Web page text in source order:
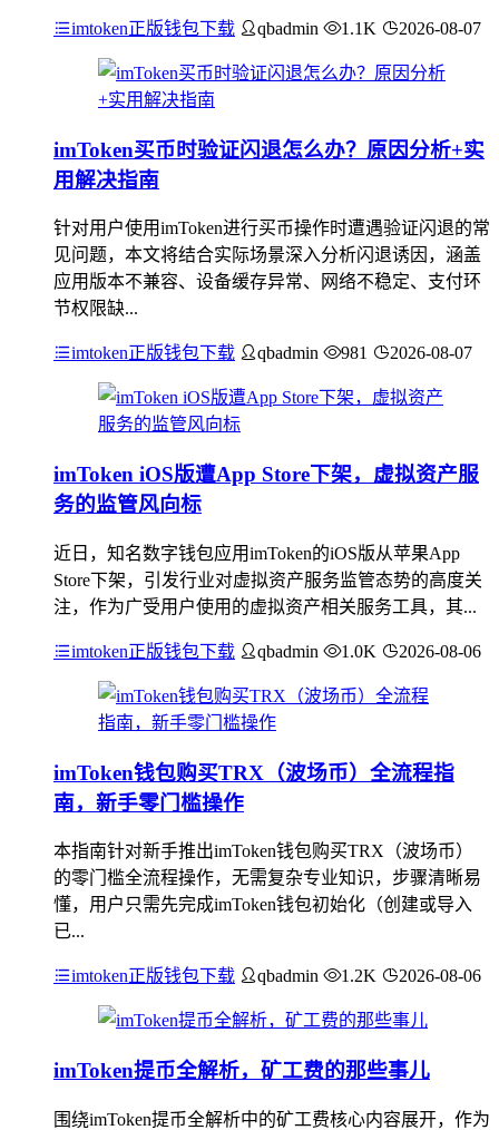
imtoken正版钱包下载 qbadmin 1.1K 2026-08-07
imToken买币时验证闪退怎么办？原因分析+实
用解决指南
针对用户使用imToken进行买币操作时遭遇验证闪退的常
见问题，本文将结合实际场景深入分析闪退诱因，涵盖
应用版本不兼容、设备缓存异常、网络不稳定、支付环
节权限缺...
imtoken正版钱包下载 qbadmin 981 2026-08-07
imToken iOS版遭App Store下架，虚拟资产服
务的监管风向标
近日，知名数字钱包应用imToken的iOS版从苹果App
Store下架，引发行业对虚拟资产服务监管态势的高度关
注，作为广受用户使用的虚拟资产相关服务工具，其...
imtoken正版钱包下载 qbadmin 1.0K 2026-08-06
imToken钱包购买TRX（波场币）全流程指
南，新手零门槛操作
本指南针对新手推出imToken钱包购买TRX（波场币）
的零门槛全流程操作，无需复杂专业知识，步骤清晰易
懂，用户只需先完成imToken钱包初始化（创建或导入
已...
imtoken正版钱包下载 qbadmin 1.2K 2026-08-06
imToken提币全解析，矿工费的那些事儿
围绕imToken提币全解析中的矿工费核心内容展开，作为